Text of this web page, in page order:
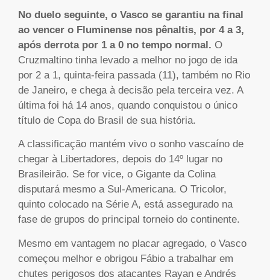
No duelo seguinte, o Vasco se garantiu na final
ao vencer o Fluminense nos pênaltis, por 4 a 3,
após derrota por 1 a 0 no tempo normal. O
Cruzmaltino tinha levado a melhor no jogo de ida
por 2 a 1, quinta-feira passada (11), também no Rio
de Janeiro, e chega à decisão pela terceira vez. A
última foi há 14 anos, quando conquistou o único
título de Copa do Brasil de sua história.
A classificação mantém vivo o sonho vascaíno de
chegar à Libertadores, depois do 14º lugar no
Brasileirão. Se for vice, o Gigante da Colina
disputará mesmo a Sul-Americana. O Tricolor,
quinto colocado na Série A, está assegurado na
fase de grupos do principal torneio do continente.
Mesmo em vantagem no placar agregado, o Vasco
começou melhor e obrigou Fábio a trabalhar em
chutes perigosos dos atacantes Rayan e Andrés